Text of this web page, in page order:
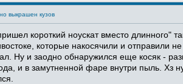
выкрашен кузов
короткий ноускат вместо длинного"
которые накосячили и отправили
Ну и заодно обнаружился еще косяк -
и в замутненной фаре внутри пыль. Хз